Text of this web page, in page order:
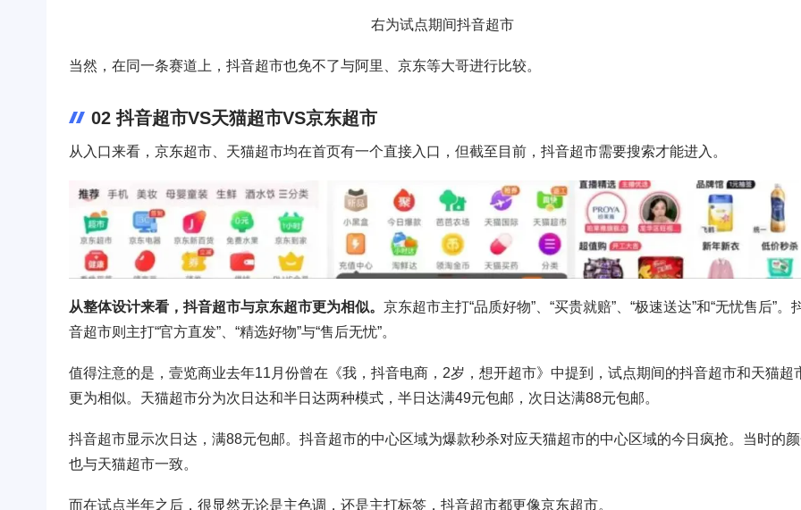
右为试点期间抖音超市
当然，在同一条赛道上，抖音超市也免不了与阿里、京东等大哥进行比较。
02 抖音超市VS天猫超市VS京东超市
从入口来看，京东超市、天猫超市均在首页有一个直接入口，但截至目前，抖音超市需要搜索才能进入。
从整体设计来看，抖音超市与京东超市更为相似。 京东超市主打“品质好物”、“买贵就赔”、“极速送达”和“无忧售后”。
音超市则主打“官方直发”、“精选好物”与“售后无忧”。
值得注意的是，壹览商业去年11月份曾在《我，抖音电商，2岁，想开超市》中提到，试点期间的抖音超市和天猫超
更为相似。天猫超市分为次日达和半日达两种模式，半日达满49元包邮，次日达满88元包邮。
抖音超市显示次日达，满88元包邮。抖音超市的中心区域为爆款秒杀对应天猫超市的中心区域的今日疯抢。当时的
也与天猫超市一致。
而在试点半年之后，很显然无论是主色调，还是主打标签，抖音超市都更像京东超市。